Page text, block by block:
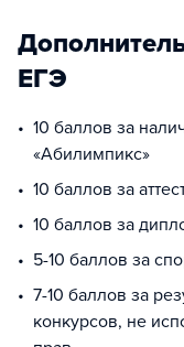
ЕГЭ
10 баллов за
«Абилимпикс»
10 баллов за
10 баллов за
5-10 баллов за
7-10 баллов за
конкурсов, не